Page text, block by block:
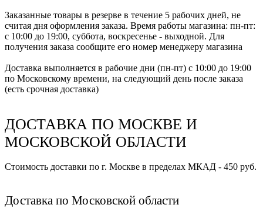
Заказанные товары в резерве в течение 5 рабочих дней, не
считая дня оформления заказа. Время работы магазина: пн-пт:
с 10:00 до 19:00, суббота, воскресенье - выходной. Для
получения заказа сообщите его номер менеджеру магазина
Доставка выполняется в рабочие дни (пн-пт) с 10:00 до 19:00
по Московскому времени, на следующий день после заказа
(есть срочная доставка)
ДОСТАВКА ПО МОСКВЕ И
МОСКОВСКОЙ ОБЛАСТИ
Стоимость доставки по г. Москве в пределах МКАД - 450 руб.
Доставка по Московской области